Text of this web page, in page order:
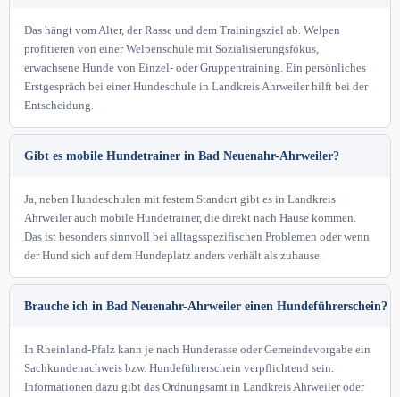
Das hängt vom Alter, der Rasse und dem Trainingsziel ab. Welpen
profitieren von einer Welpenschule mit Sozialisierungsfokus,
erwachsene Hunde von Einzel- oder Gruppentraining. Ein persönliches
Erstgespräch bei einer Hundeschule in Landkreis Ahrweiler hilft bei der
Entscheidung.
Gibt es mobile Hundetrainer in Bad Neuenahr-Ahrweiler?
Ja, neben Hundeschulen mit festem Standort gibt es in Landkreis
Ahrweiler auch mobile Hundetrainer, die direkt nach Hause kommen.
Das ist besonders sinnvoll bei alltagsspezifischen Problemen oder wenn
der Hund sich auf dem Hundeplatz anders verhält als zuhause.
Brauche ich in Bad Neuenahr-Ahrweiler einen Hundeführerschein?
In Rheinland-Pfalz kann je nach Hunderasse oder Gemeindevorgabe ein
Sachkundenachweis bzw. Hundeführerschein verpflichtend sein.
Informationen dazu gibt das Ordnungsamt in Landkreis Ahrweiler oder